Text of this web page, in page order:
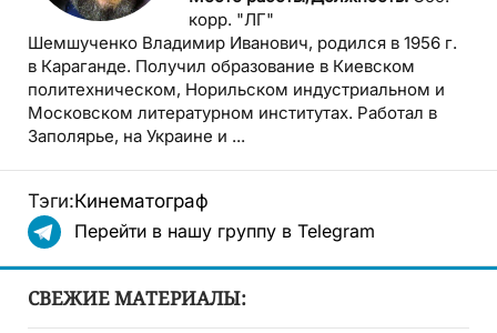
корр. "ЛГ"
Шемшученко Владимир Иванович, родился в 1956 г.
в Караганде. Получил образование в Киевском
политехническом, Норильском индустриальном и
Московском литературном институтах. Работал в
Заполярье, на Украине и ...
Тэги:Кинематограф
Перейти в нашу группу в Telegram
СВЕЖИЕ МАТЕРИАЛЫ: